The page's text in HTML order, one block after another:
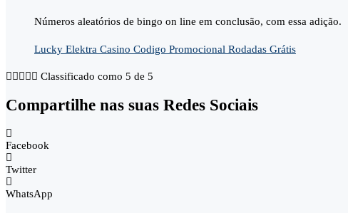
Números aleatórios de bingo on line em conclusão, com essa adição.
Lucky Elektra Casino Codigo Promocional Rodadas Grátis
     Classificado como 5 de 5
Compartilhe nas suas Redes Sociais
Facebook
Twitter
WhatsApp